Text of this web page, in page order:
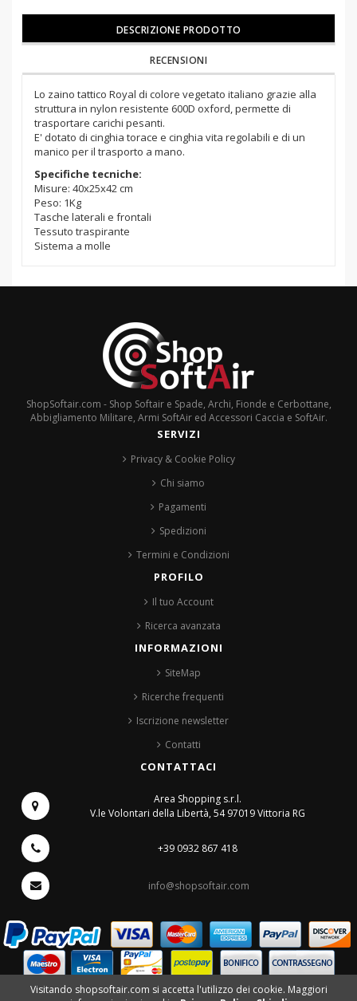
DESCRIZIONE PRODOTTO
RECENSIONI
Lo zaino tattico Royal di colore vegetato italiano grazie alla
struttura in nylon resistente 600D oxford, permette di
trasportare carichi pesanti.
E' dotato di cinghia torace e cinghia vita regolabili e di un
manico per il trasporto a mano.
Specifiche tecniche:
Misure: 40x25x42 cm
Peso: 1Kg
Tasche laterali e frontali
Tessuto traspirante
Sistema a molle
ShopSoftair.com - Shop Softair e Spade, Archi, Fionde e Cerbottane,
Abbigliamento Militare, Armi SoftAir ed Accessori Caccia e SoftAir.
SERVIZI
Privacy & Cookie Policy
Chi siamo
Pagamenti
Spedizioni
Termini e Condizioni
PROFILO
Il tuo Account
Ricerca avanzata
INFORMAZIONI
SiteMap
Ricerche frequenti
Iscrizione newsletter
Contatti
CONTATTACI
Area Shopping s.r.l.
V.le Volontari della Libertà, 5497019 Vittoria RG
+39 0932 867 418
info@shopsoftair.com
©2017 Area Shopping s.r.l. -V.le Volontari della Libertà, 54- 97019 Vittoria (RG)
Visitando shopsoftair.com si accetta l'utilizzo dei cookie. Maggiori